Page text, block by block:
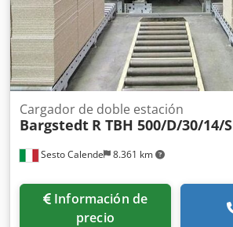
Sesto Calende 8.361 km
Cargador de doble estación
Bargstedt R TBH 500/D/30/14/S
Información de
precio